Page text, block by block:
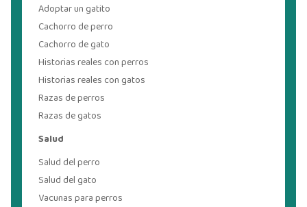
Adoptar un gatito
Cachorro de perro
Cachorro de gato
Historias reales con perros
Historias reales con gatos
Razas de perros
Razas de gatos
Salud
Salud del perro
Salud del gato
Vacunas para perros